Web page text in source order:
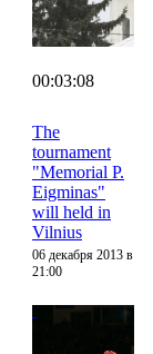
00:03:08
The
tournament
"Memorial P.
Eigminas"
will held in
Vilnius
06 декабря 2013 в
21:00